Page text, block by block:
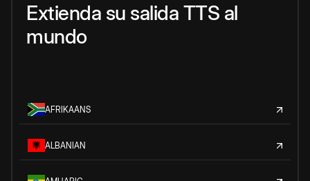
Extienda su salida TTS al
mundo
AFRIKAANS
ALBANIAN